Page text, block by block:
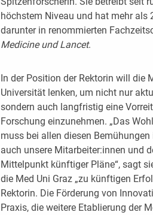
höchstem Niveau und hat mehr
darunter in renommierten
Medicine und Lancet.
In der Position der Rektorin will die
Universität lenken, um nicht nur
sondern auch langfristig eine
Forschung einzunehmen. „Das
muss bei allen diesen
auch unsere Mitarbeiter:innen und
Mittelpunkt künftiger Pläne“, sagt
die Med Uni Graz „zu künftigen
Rektorin. Die Förderung von
Praxis, die weitere Etablierung der